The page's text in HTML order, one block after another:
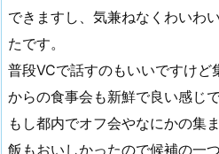
できますし、気兼ねなくわいわ
たです。
普段VCで話すのもいいですけど
からの食事会も新鮮で良い感じで
もし都内でオフ会やなにかの集
飯もおいしかったので候補の一